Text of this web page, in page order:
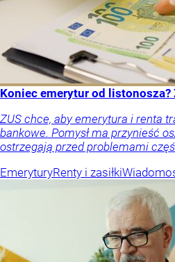
Koniec emerytur od listonosza?
ZUS chce, aby emerytura i renta
bankowe. Pomysł ma przynieść
ostrzegają przed problemami
EmeryturyRenty i zasiłki